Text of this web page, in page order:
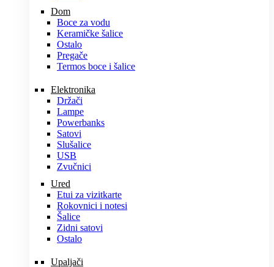
Dom
Boce za vodu
Keramičke šalice
Ostalo
Pregače
Termos boce i šalice
Elektronika
Držači
Lampe
Powerbanks
Satovi
Slušalice
USB
Zvučnici
Ured
Etui za vizitkarte
Rokovnici i notesi
Šalice
Zidni satovi
Ostalo
Upaljači